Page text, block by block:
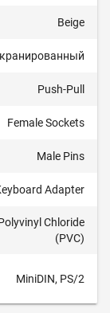
Beige
Push-Pull
Female Sockets
Male Pins
Adapter
Chloride
(PVC)
MiniDIN, PS/2